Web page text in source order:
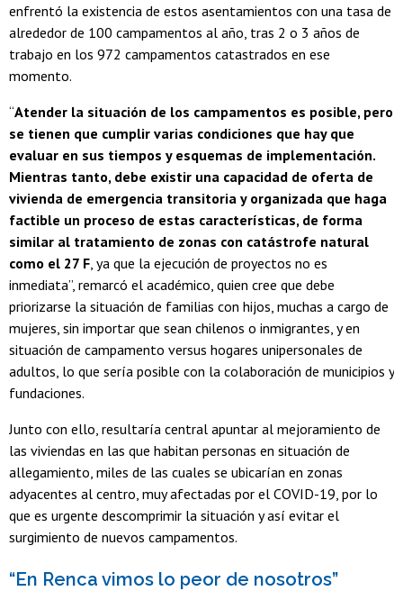
enfrentó la existencia de estos asentamientos con una tasa de
alrededor de 100 campamentos al año, tras 2 o 3 años de
trabajo en los 972 campamentos catastrados en ese
momento.
“Atender la situación de los campamentos es posible, pero
se tienen que cumplir varias condiciones que hay que
evaluar en sus tiempos y esquemas de implementación.
Mientras tanto, debe existir una capacidad de oferta de
vivienda de emergencia transitoria y organizada que haga
factible un proceso de estas características, de forma
similar al tratamiento de zonas con catástrofe natural
como el 27 F , ya que la ejecución de proyectos no es
inmediata”, remarcó el académico, quien cree que debe
priorizarse la situación de familias con hijos, muchas a cargo de
mujeres, sin importar que sean chilenos o inmigrantes, y en
situación de campamento versus hogares unipersonales de
adultos, lo que sería posible con la colaboración de municipios y
fundaciones.
Junto con ello, resultaría central apuntar al mejoramiento de
las viviendas en las que habitan personas en situación de
allegamiento, miles de las cuales se ubicarían en zonas
adyacentes al centro, muy afectadas por el COVID-19, por lo
que es urgente descomprimir la situación y así evitar el
surgimiento de nuevos campamentos.
“En Renca vimos lo peor de nosotros”